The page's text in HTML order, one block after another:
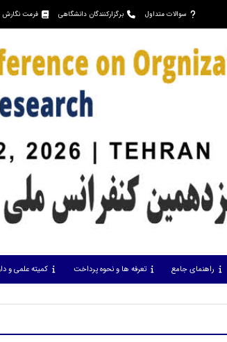
سوالات متداول برگزارکنندگان دانشگاهی فرمت نگارش
راهنمای جامع تعرفه ها و نحوه پرداخت کمیته علمی و